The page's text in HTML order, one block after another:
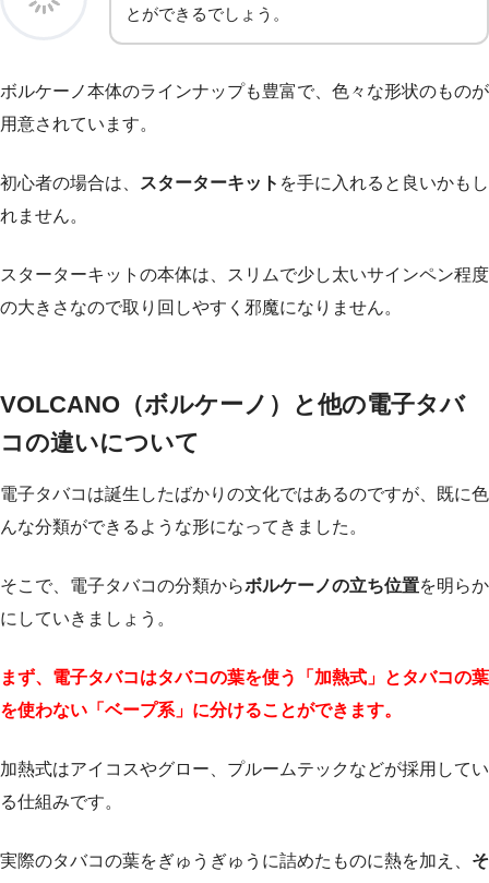
とができるでしょう。
ボルケーノ本体のラインナップも豊富で、色々な形状のものが
用意されています。
初心者の場合は、 スターターキット を手に入れると良いかもし
れません。
スターターキットの本体は、スリムで少し太いサインペン程度
の大きさなので取り回しやすく邪魔になりません。
VOLCANO（ボルケーノ）と他の電子タバ
コの違いについて
電子タバコは誕生したばかりの文化ではあるのですが、既に色
んな分類ができるような形になってきました。
そこで、電子タバコの分類からボルケーノの立ち位置を明らか
にしていきましょう。
まず、電子タバコはタバコの葉を使う「加熱式」とタバコの葉
を使わない「ベープ系」に分けることができます。
加熱式はアイコスやグロー、プルームテックなどが採用してい
る仕組みです。
実際のタバコの葉をぎゅうぎゅうに詰めたものに熱を加え、 そ